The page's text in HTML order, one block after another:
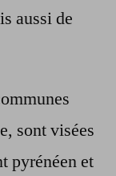
aussi de
sont visées
pyrénéen et